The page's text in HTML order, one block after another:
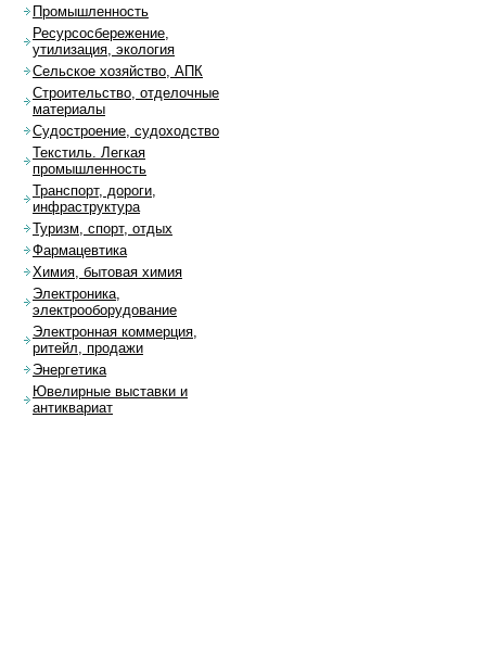
Промышленность
Ресурсосбережение,
утилизация, экология
Сельское хозяйство, АПК
Строительство, отделочные
материалы
Судостроение, судоходство
Текстиль. Легкая
промышленность
Транспорт, дороги,
инфраструктура
Туризм, спорт, отдых
Фармацевтика
Химия, бытовая химия
Электроника,
электрооборудование
Электронная коммерция,
ритейл, продажи
Энергетика
Ювелирные выставки и
антиквариат